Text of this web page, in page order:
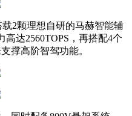
2颗理想自研的马赫智能辅
达2560TOPS，再搭配4个
撑高阶智驾功能。